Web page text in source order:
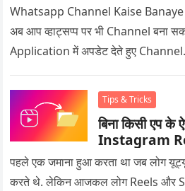
Whatsapp Channel Kaise
अब आप व्हाट्सप्प पर भी Channel बना
Application में अपडेट देते हुए
Tips & Tricks
बिना किसी एप
Instagram
पहले एक जमाना हुआ करता था जब लोग
करते थे. लेकिन आजकल लोग Reels और